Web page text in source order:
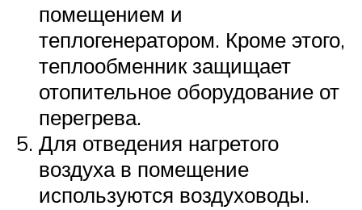
помещением и
теплогенератором. Кроме этого,
теплообменник защищает
отопительное оборудование от
перегрева.
Для отведения нагретого
воздуха в помещение
используются воздуховоды.